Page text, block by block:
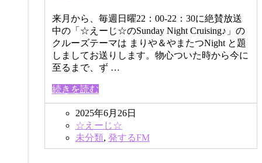
来月から、毎週日曜22：00-22：30に絶賛放送
中の「☆えーじ☆のSunday Night Cruising♪」の
クルーズテーマは まりや＆やまたつNight と題
しましてお送りします。物心ついた時から今に
至るまで、ず …
続きを読む
2025年6月26日
☆えーじ☆
未分類, 発するFM